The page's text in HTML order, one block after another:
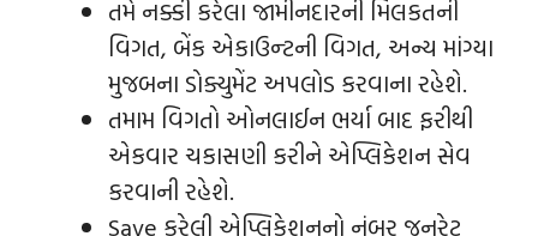
તમે નક્કી કરેલા જામીનદારની મિલકતની
વિગત, બેંક એકાઉન્‍ટની વિગત, અન્ય માંગ્યા
મુજબના ડોક્યુમેંટ અપલોડ કરવાના રહેશે.
તમામ વિગતો ઓનલાઈન ભર્યા બાદ ફરીથી
એકવાર ચકાસણી કરીને એપ્લિકેશન સેવ
કરવાની રહેશે.
Save કરેલી એપ્લિકેશનનો નંબર જનરેટ